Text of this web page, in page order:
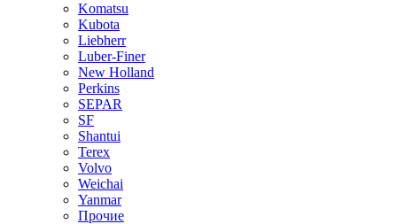
Komatsu
Kubota
Liebherr
Luber-Finer
New Holland
Perkins
SEPAR
SF
Shantui
Terex
Volvo
Weichai
Yanmar
Прочие